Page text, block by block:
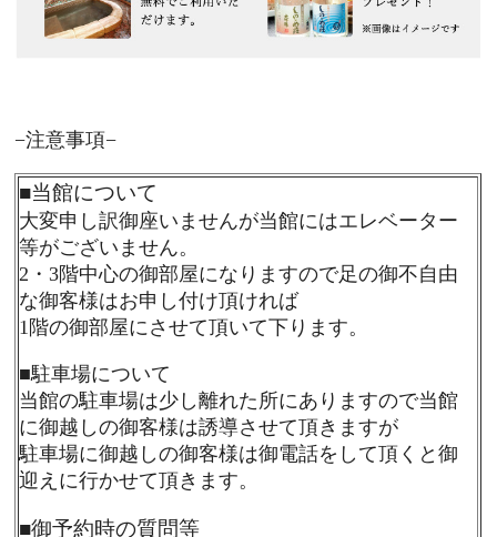
−注意事項−
■当館について
大変申し訳御座いませんが当館にはエレベーター
等がございません。
2・3階中心の御部屋になりますので足の御不自由
な御客様はお申し付け頂ければ
1階の御部屋にさせて頂いて下ります。
■駐車場について
当館の駐車場は少し離れた所にありますので当館
に御越しの御客様は誘導させて頂きますが
駐車場に御越しの御客様は御電話をして頂くと御
迎えに行かせて頂きます。
■御予約時の質問等